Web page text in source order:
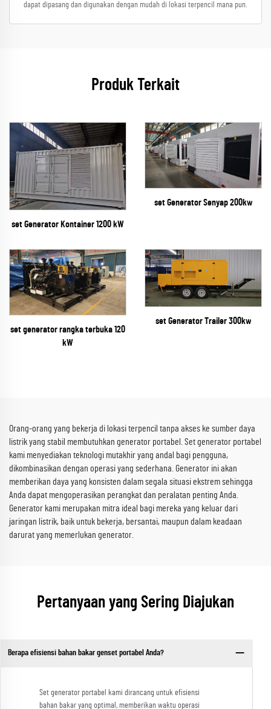
dapat dipasang dan digunakan dengan mudah di lokasi terpencil mana pun.
Produk Terkait
set Generator Kontainer 1200 kW
set Generator Senyap 200kw
set generator rangka terbuka 120
kW
set Generator Trailer 300kw
Orang-orang yang bekerja di lokasi terpencil tanpa akses ke sumber daya
listrik yang stabil membutuhkan generator portabel. Set generator portabel
kami menyediakan teknologi mutakhir yang andal bagi pengguna,
dikombinasikan dengan operasi yang sederhana. Generator ini akan
memberikan daya yang konsisten dalam segala situasi ekstrem sehingga
Anda dapat mengoperasikan perangkat dan peralatan penting Anda.
Generator kami merupakan mitra ideal bagi mereka yang keluar dari
jaringan listrik, baik untuk bekerja, bersantai, maupun dalam keadaan
darurat yang memerlukan generator.
Pertanyaan yang Sering Diajukan
Berapa efisiensi bahan bakar genset portabel Anda?
Set generator portabel kami dirancang untuk efisiensi
bahan bakar yang optimal, memberikan waktu operasi